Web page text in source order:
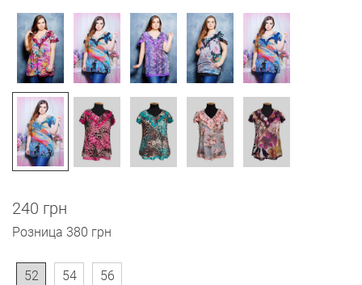
240 грн
Розница 380 грн
52 54 56